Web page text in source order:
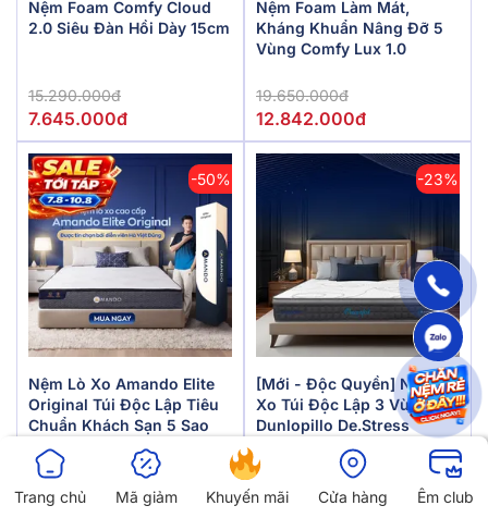
Nệm Foam Comfy Cloud
2.0 Siêu Đàn Hồi Dày 15cm
15.290.000đ
7.645.000đ
Nệm Foam Làm Mát,
Kháng Khuẩn Nâng Đỡ 5
Vùng Comfy Lux 1.0
19.650.000đ
12.842.000đ
-50%
Nệm Lò Xo Amando Elite
Original Túi Độc Lập Tiêu
Chuẩn Khách Sạn 5 Sao
Dày 23cm
10.190.000đ
5.095.000đ
-23%
[Mới - Độc Quyền] Nệm Lò
Xo Túi Độc Lập 3 Vùng
Dunlopillo De.Stress
24.780.000đ
19.016.000đ
Trang chủ Mã giảm Khuyến mãi Cửa hàng Êm club